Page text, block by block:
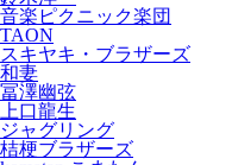
音楽ピクニック楽団
TAON
スキヤキ・ブラザーズ
和妻
冨澤幽弦
上口龍生
ジャグリング
桔梗ブラザーズ